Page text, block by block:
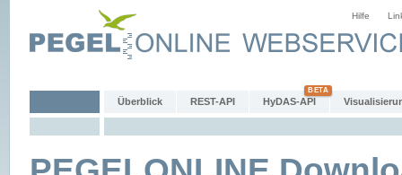
Hilfe
Überblick REST-API HyDAS-API